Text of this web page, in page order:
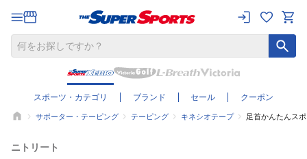
スポーツ・カテゴリ ブランド セール クーポン
サポーター・テーピング テーピング キネシオテープ 足首かんたんス
ニトリート